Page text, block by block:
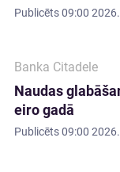
Publicēts09:00
Banka Citadele
Naudas
eiro gadā
Publicēts09:00